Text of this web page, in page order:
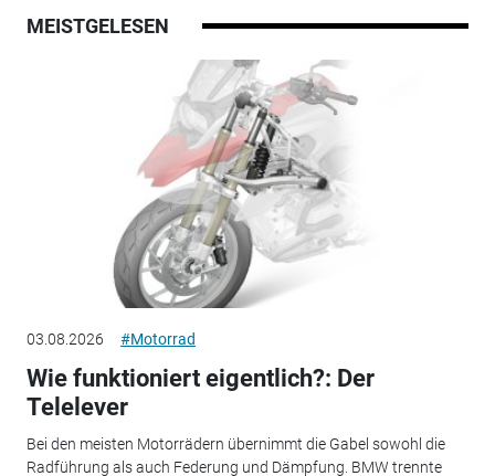
MEISTGELESEN
03.08.2026 #Motorrad
Wie funktioniert eigentlich?: Der
Telelever
Bei den meisten Motorrädern übernimmt die Gabel sowohl die
Radführung als auch Federung und Dämpfung. BMW trennte